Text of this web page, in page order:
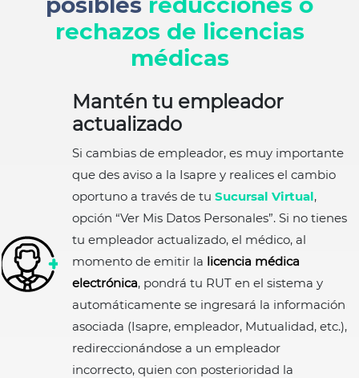
rechazos de licencias
médicas
Mantén tu empleador
actualizado
Si cambias de empleador, es muy importante
que des aviso a la Isapre y realices el cambio
oportuno a través de tu Sucursal Virtual,
opción “Ver Mis Datos Personales”. Si no tienes
tu empleador actualizado, el médico, al
momento de emitir la licencia médica
electrónica, pondrá tu RUT en el sistema y
automáticamente se ingresará la información
asociada (Isapre, empleador, Mutualidad, etc.),
redireccionándose a un empleador
incorrecto, quien con posterioridad la